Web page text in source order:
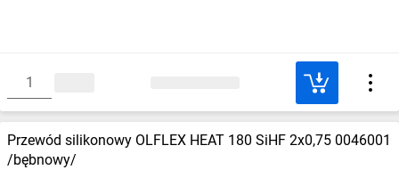
Przewód silikonowy OLFLEX HEAT 180 SiHF 2x0,75 0046001
/bębnowy/